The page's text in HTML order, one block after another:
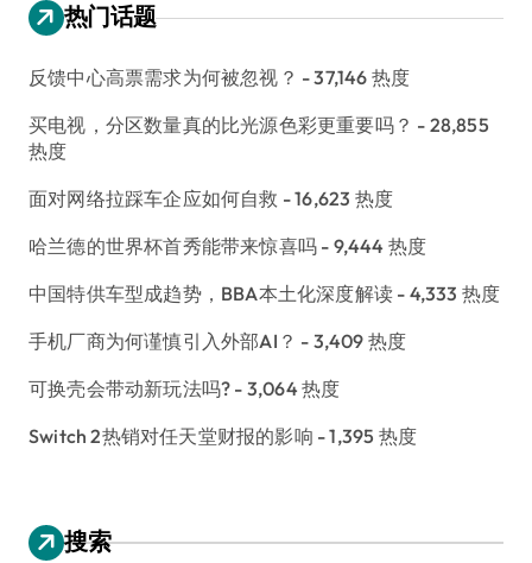
热门话题
反馈中心高票需求为何被忽视？ - 37,146 热度
买电视，分区数量真的比光源色彩更重要吗？ - 28,855
热度
面对网络拉踩车企应如何自救 - 16,623 热度
哈兰德的世界杯首秀能带来惊喜吗 - 9,444 热度
中国特供车型成趋势，BBA本土化深度解读 - 4,333 热度
手机厂商为何谨慎引入外部AI？ - 3,409 热度
可换壳会带动新玩法吗? - 3,064 热度
Switch 2热销对任天堂财报的影响 - 1,395 热度
搜索